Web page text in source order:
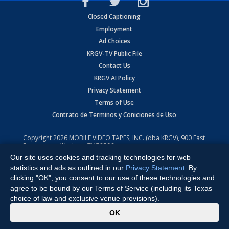
Closed Captioning
Employment
Ad Choices
KRGV-TV Public File
Contact Us
KRGV AI Policy
Privacy Statement
Terms of Use
Contrato de Terminos y Coniciones de Uso
Copyright2026 MOBILE VIDEO TAPES, INC. (dba KRGV), 900 East
Expressway, Weslaco, TX 78596.
All Rights Reserved. Powered by:Ruby Shore Software
Our site uses cookies and tracking technologies for web
statistics and ads as outlined in our Privacy Statement . By
clicking "OK", you consent to our use of these technologies and
agree to be bound by our Terms of Service (including its Texas
choice of law and exclusive venue provisions).
OK